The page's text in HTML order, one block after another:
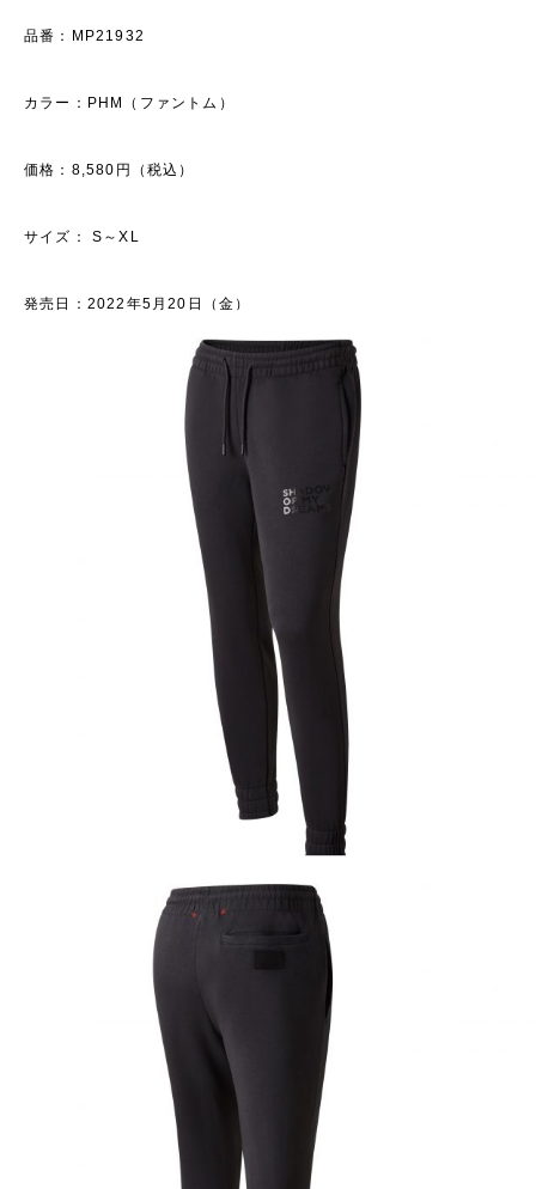
品番：MP21932
カラー：PHM（ファントム）
価格：8,580円（税込）
サイズ： S～XL
発売日：2022年5月20日（金）